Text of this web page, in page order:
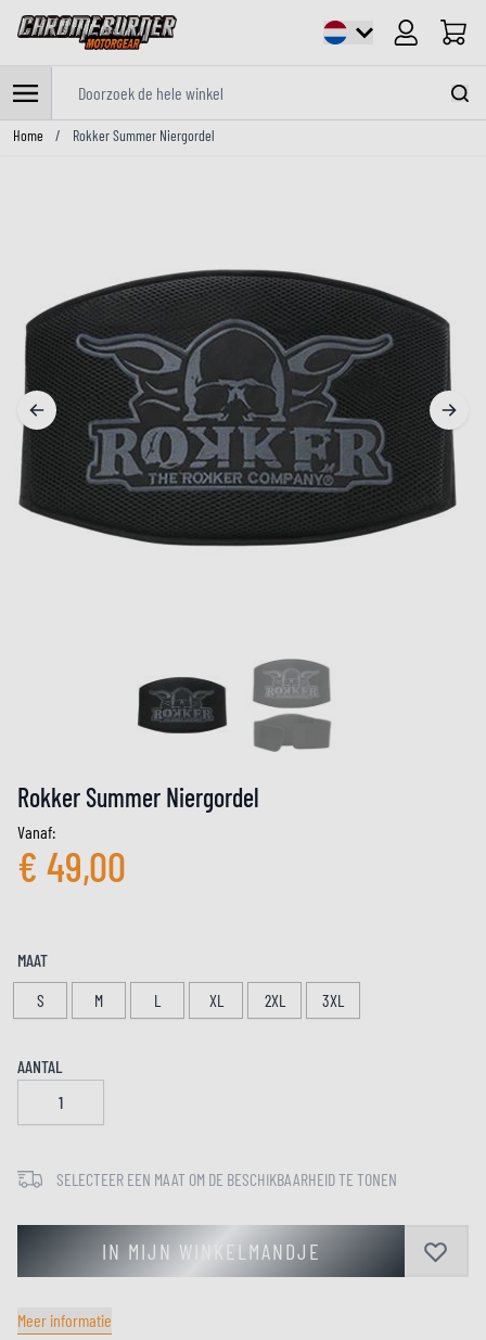
Cart
Ga naar de inhoud
Home / Rokker Summer Niergordel
Rokker Summer Niergordel
Vanaf:
€ 49,00
MAAT
S
M L XL 2XL 3XL
AANTAL
SELECTEER EEN MAAT OM DE BESCHIKBAARHEID TE TONEN
IN MIJN WINKELMANDJE
Meer informatie